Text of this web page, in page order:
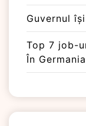
Guvernul
Top 7 job-
În Germania